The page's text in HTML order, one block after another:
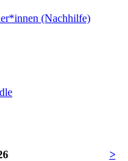
(Nachhilfe)
>